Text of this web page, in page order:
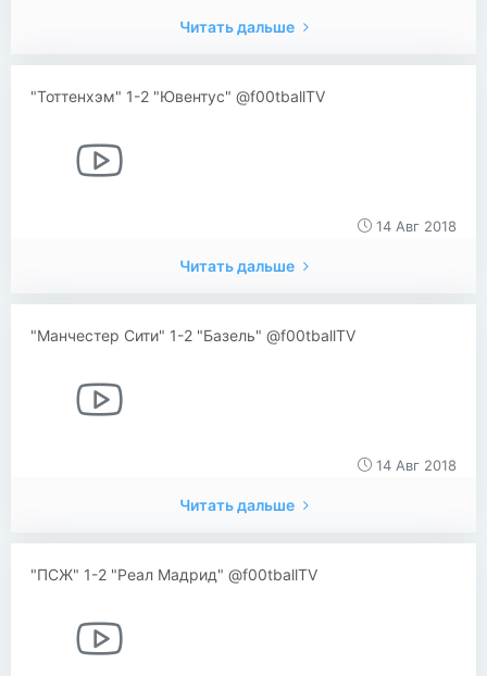
Читать дальше
"Тоттенхэм" 1-2 "Ювентус" @f00tballTV
14 Авг 2018
Читать дальше
"Манчестер Сити" 1-2 "Базель" @f00tballTV
14 Авг 2018
Читать дальше
"ПСЖ" 1-2 "Реал Мадрид" @f00tballTV